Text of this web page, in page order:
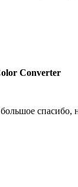
Converter
спасибо,